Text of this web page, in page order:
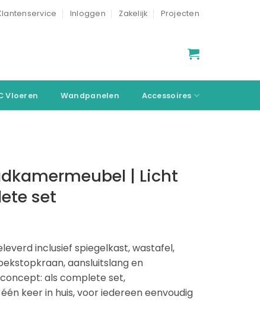
Inloggen Zakelijk Projecten
Vloeren Wandpanelen Accessoires
| Licht
set
inclusief spiegelkast, wastafel,
aansluitslang en
als complete set,
keer in huis, voor iedereen eenvoudig